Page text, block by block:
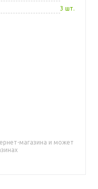
3 шт.
магазина и может